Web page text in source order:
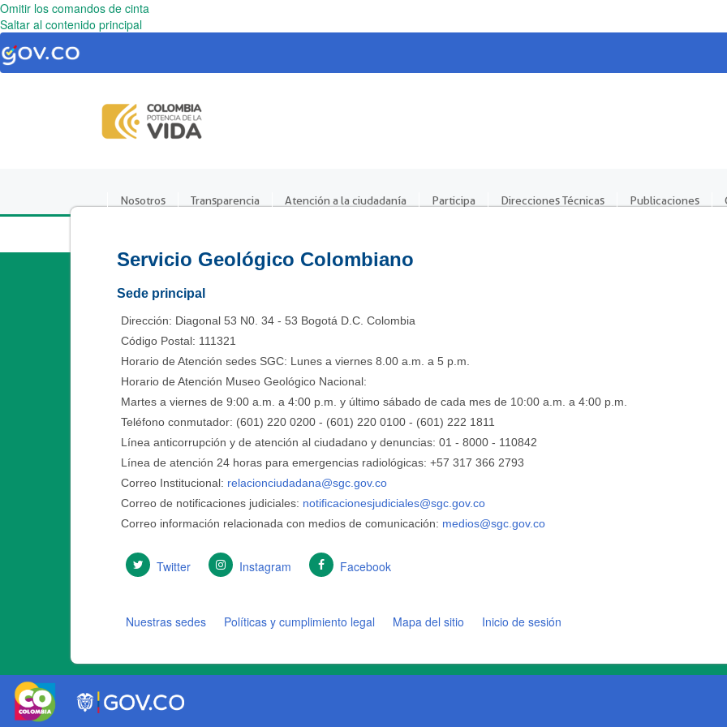
Omitir los comandos de cinta
Saltar al contenido principal
Nosotros Transparencia Atención a la ciudadanía Participa Direcciones Técnicas Publicaciones
Servicio Geológico Colombiano
Sede principal
Dirección: Diagonal 53 N0. 34 - 53 Bogotá D.C. Colombia
Código Postal: 111321
Horario de Atención sedes SGC: Lunes a viernes 8.00 a.m. a 5 p.m.
Horario de Atención Museo Geológico Nacional:
Martes a viernes de 9:00 a.m. a 4:00 p.m. y último sábado de cada mes de 10:00 a.m. a 4:00 p.m.
Teléfono conmutador: (601) 220 0200 - (601) 220 0100 - (601) 222 1811
Línea anticorrupción y de atención al ciudadano y denuncias: 01 - 8000 - 110842
Línea de atención 24 horas para emergencias radiológicas: +57 ​317 366 2793
Correo Institucional: relacionciudadana@sgc.gov.co
Correo de notificaciones judiciales: notificacionesjudiciales@sgc.gov.co
Correo información relacionada con medios de comunicación: medios@sgc.gov.co
Twitter Instagram Facebook
Nuestras sedes Políticas y cumplimiento legal Mapa del sitio Inicio de sesión